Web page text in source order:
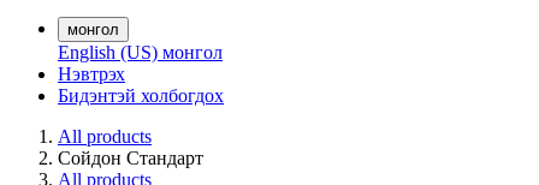
монгол
English (US) монгол
Нэвтрэх
Бидэнтэй холбогдох
All products
Сойдон Стандарт
All products